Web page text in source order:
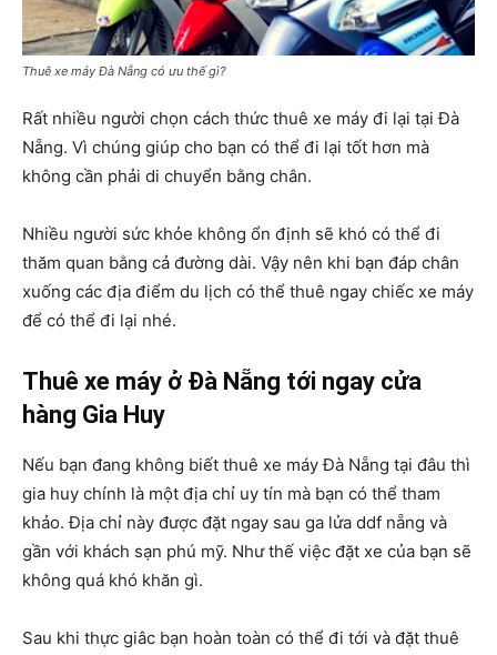
Thuê xe máy Đà Nẵng có ưu thế gì?
Rất nhiều người chọn cách thức thuê xe máy đi lại tại Đà
Nẵng. Vì chúng giúp cho bạn có thể đi lại tốt hơn mà
không cần phải di chuyển bằng chân.
Nhiều người sức khỏe không ổn định sẽ khó có thể đi
thăm quan bằng cả đường dài. Vậy nên khi bạn đáp chân
xuống các địa điểm du lịch có thể thuê ngay chiếc xe máy
để có thể đi lại nhé.
Thuê xe máy ở Đà Nẵng tới ngay cửa
hàng Gia Huy
Nếu bạn đang không biết thuê xe máy Đà Nẵng tại đâu thì
gia huy chính là một địa chỉ uy tín mà bạn có thể tham
khảo. Địa chỉ này được đặt ngay sau ga lửa ddf nẵng và
gần với khách sạn phú mỹ. Như thế việc đặt xe của bạn sẽ
không quá khó khăn gì.
Sau khi thực giâc bạn hoàn toàn có thể đi tới và đặt thuê